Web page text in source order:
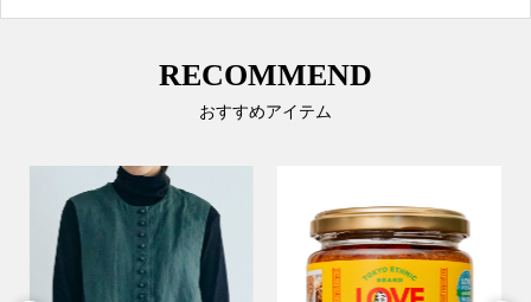
RECOMMEND
おすすめアイテム